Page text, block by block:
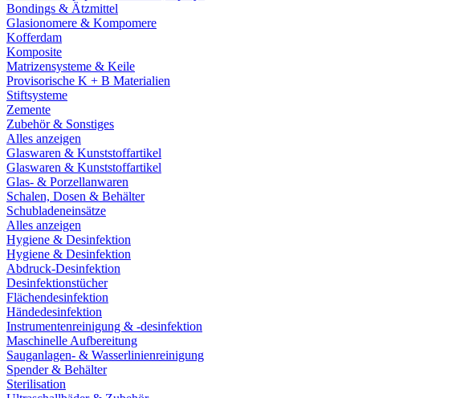
Bondings & Ätzmittel
Glasionomere & Kompomere
Kofferdam
Komposite
Matrizensysteme & Keile
Provisorische K + B Materialien
Stiftsysteme
Zemente
Zubehör & Sonstiges
Alles anzeigen
Glaswaren & Kunststoffartikel
Glaswaren & Kunststoffartikel
Glas- & Porzellanwaren
Schalen, Dosen & Behälter
Schubladeneinsätze
Alles anzeigen
Hygiene & Desinfektion
Hygiene & Desinfektion
Abdruck-Desinfektion
Desinfektionstücher
Flächendesinfektion
Händedesinfektion
Instrumentenreinigung & -desinfektion
Maschinelle Aufbereitung
Sauganlagen- & Wasserlinienreinigung
Spender & Behälter
Sterilisation